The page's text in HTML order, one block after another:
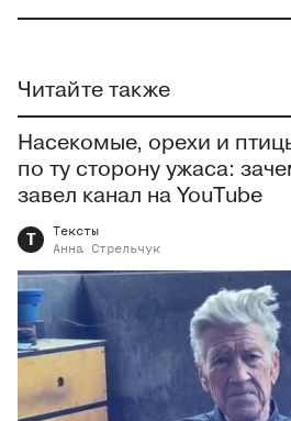
Читайте также
Насекомые, орехи и
по ту сторону ужаса:
завел канал на YouTube
Т
Тексты
Анна
Стрельчук